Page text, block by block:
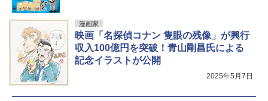
漫画家
映画「名探偵コナン 隻眼の残像」が興行
収入100億円を突破！青山剛昌氏による
記念イラストが公開
2025年5月7日